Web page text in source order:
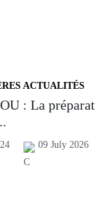
ACTUALITÉS
: La
09 July 2026